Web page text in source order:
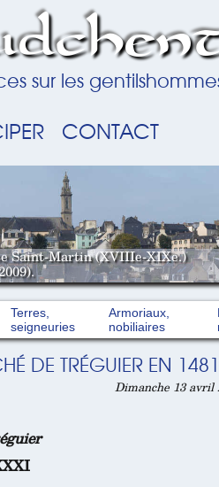
sur les
CONTACT
Saint-Martin (XVIIIe-XIXe.)
Terres,
seigneuries
Armoriaux,
nobiliaires
DE TRÉGUIER EN 1481
Dimanche 13